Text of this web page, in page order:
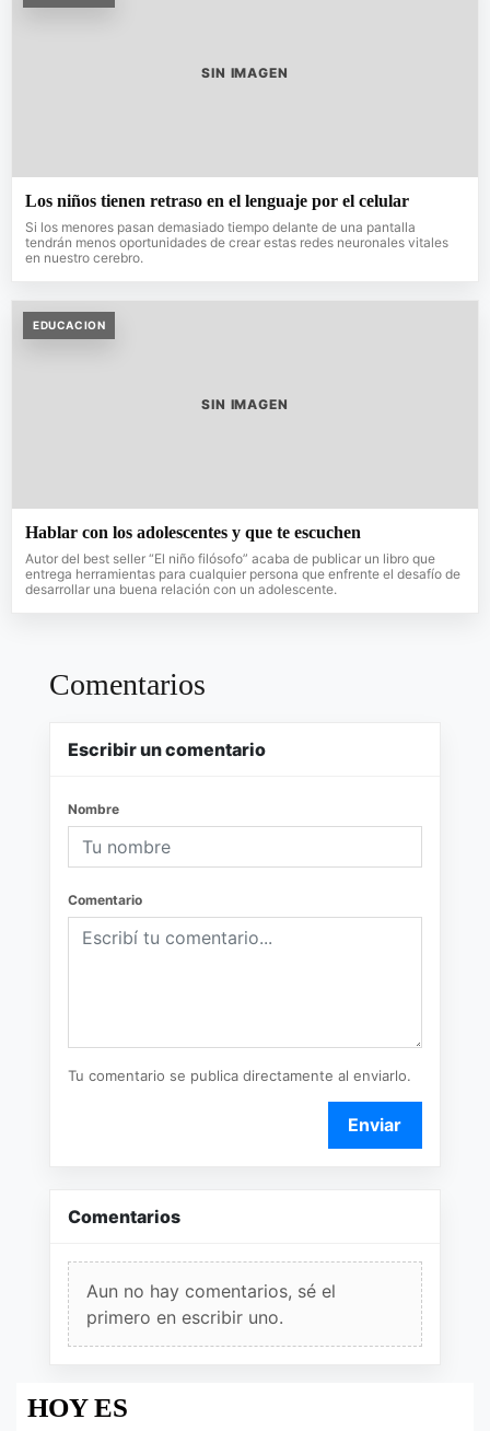
SIN IMAGEN
Los niños tienen retraso en el lenguaje por el celular
Si los menores pasan demasiado tiempo delante de una pantalla
tendrán menos oportunidades de crear estas redes neuronales vitales
en nuestro cerebro.
EDUCACION
SIN IMAGEN
Hablar con los adolescentes y que te escuchen
Autor del best seller “El niño filósofo” acaba de publicar un libro que
entrega herramientas para cualquier persona que enfrente el desafío de
desarrollar una buena relación con un adolescente.
Comentarios
Escribir un comentario
Nombre
Comentario
Tu comentario se publica directamente al enviarlo.
Enviar
Comentarios
Aun no hay comentarios, sé el
primero en escribir uno.
HOY ES